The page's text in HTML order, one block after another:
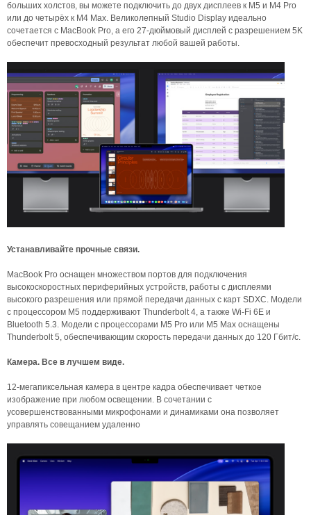
больших холстов, вы можете подключить до двух дисплеев к M5 и M4 Pro
или до четырёх к M4 Max. Великолепный Studio Display идеально
сочетается с MacBook Pro, а его 27-дюймовый дисплей с разрешением 5K
обеспечит превосходный результат любой вашей работы.
Устанавливайте прочные связи.
MacBook Pro оснащен множеством портов для подключения
высокоскоростных периферийных устройств, работы с дисплеями
высокого разрешения или прямой передачи данных с карт SDXC. Модели
с процессором M5 поддерживают Thunderbolt 4, а также Wi-Fi 6E и
Bluetooth 5.3. Модели с процессорами M5 Pro или M5 Max оснащены
Thunderbolt 5, обеспечивающим скорость передачи данных до 120 Гбит/с.
Камера. Все в лучшем виде.
12-мегапиксельная камера в центре кадра обеспечивает четкое
изображение при любом освещении. В сочетании с
усовершенствованными микрофонами и динамиками она позволяет
управлять совещанием удаленно